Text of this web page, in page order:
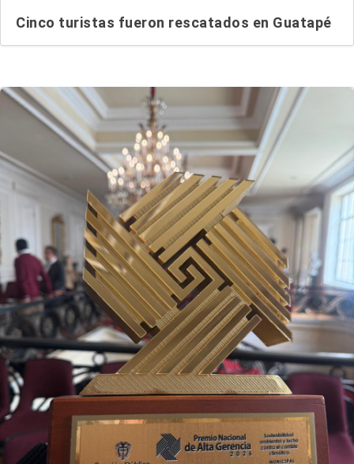
Cinco turistas fueron rescatados en Guatapé